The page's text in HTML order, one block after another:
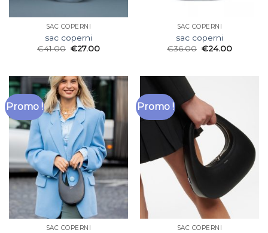
SAC COPERNI
sac coperni
€41.00 €27.00
SAC COPERNI
sac coperni
€36.00 €24.00
Promo !
SAC COPERNI
Promo !
SAC COPERNI